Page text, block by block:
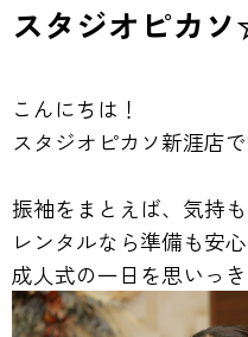
スタジオピカ
こんにちは！
スタジオピカソ新涯店で
振袖をまとえば、気持も
レンタルなら準備も安
成人式の一日を思いっき